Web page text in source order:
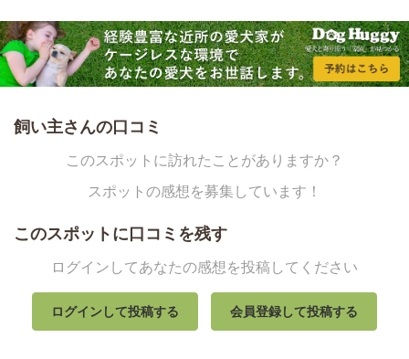
飼い主さんの口コミ
このスポットに訪れたことがありますか？
スポットの感想を募集しています！
このスポットに口コミを残す
ログインしてあなたの感想を投稿してください
ログインして投稿する 会員登録して投稿する